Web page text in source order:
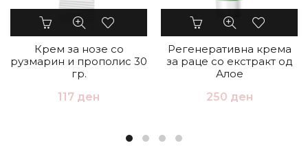
Крем за нозе со
рузмарин и прополис 30
гр.
117 ден
Регенеративна крема
за раце со екстракт од
Алое
250 ден